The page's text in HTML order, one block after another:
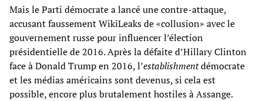
Mais le Parti démocrate a lancé une contre-attaque,
accusant faussement WikiLeaks de «collusion» avec le
gouvernement russe pour influencer l’élection
présidentielle de 2016. Après la défaite d’Hillary Clinton
face à Donald Trump en 2016, l’establishmentdémocrate
et les médias américains sont devenus, si cela est
possible, encore plus brutalement hostiles à Assange.